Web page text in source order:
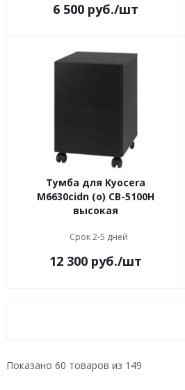
6 500 руб./шт
Тумба для Kyocera
M6630cidn (o) CB-5100H
высокая
Срок 2-5 дней
12 300 руб./шт
Показано 60 товаров из 149